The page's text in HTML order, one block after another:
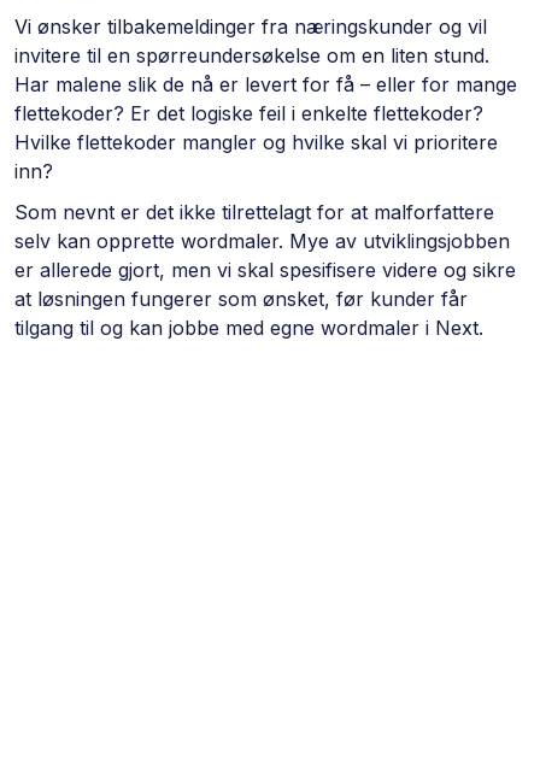
Vi ønsker tilbakemeldinger fra næringskunder og vil
invitere til en spørreundersøkelse om en liten stund.
Har malene slik de nå er levert for få – eller for mange
flettekoder? Er det logiske feil i enkelte flettekoder?
Hvilke flettekoder mangler og hvilke skal vi prioritere
inn?
Som nevnt er det ikke tilrettelagt for at malforfattere
selv kan opprette wordmaler. Mye av utviklingsjobben
er allerede gjort, men vi skal spesifisere videre og sikre
at løsningen fungerer som ønsket, før kunder får
tilgang til og kan jobbe med egne wordmaler i Next.